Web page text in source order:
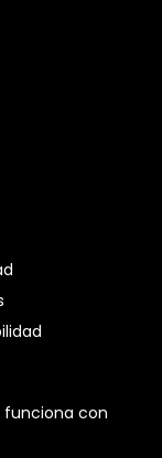
funciona con